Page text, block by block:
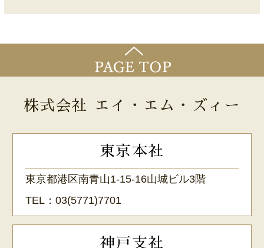
株式会社 エイ・エム・ズィー
東京本社
東京都港区南青山1-15-16山城ビル3階
TEL：03(5771)7701
神戸支社